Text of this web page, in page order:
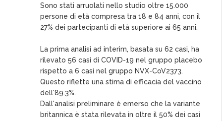
Sono stati arruolati nello studio oltre 15.000
persone di età compresa tra 18 e 84 anni, con il
27% dei partecipanti di età superiore ai 65 anni.
La prima analisi ad interim, basata su 62 casi, ha
rilevato 56 casi di COVID-19 nel gruppo placebo
rispetto a 6 casi nel gruppo NVX-CoV2373.
Questo riflette una stima di efficacia del vaccino
dell'89.3%.
Dall'analisi preliminare è emerso che la variante
britannica è stata rilevata in oltre il 50% dei casi